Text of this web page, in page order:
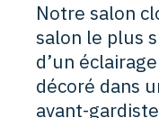
Notre salon
salon le plus
d’un
décoré dans
avant-